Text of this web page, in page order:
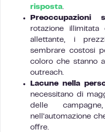
risposta.
Preoccupazioni
rotazione
allettante, i
sembrare costosi
coloro che stanno
outreach.
Lacune nella
necessitano di
delle
nell’automazione
offre.